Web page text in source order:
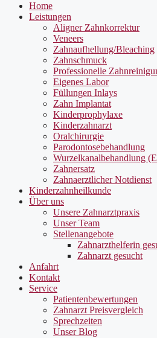
Home
Leistungen
Aligner Zahnkorrektur
Veneers
Zahnaufhellung/Bleaching
Zahnschmuck
Professionelle
Eigenes Labor
Füllungen Inlays
Zahn Implantat
Kinderprophylaxe
Kinderzahnarzt
Oralchirurgie
Parodontosebehandlung
Wurzelkanalbehandlung
Zahnersatz
Zahnaerztlicher Notdienst
Kinderzahnheilkunde
Über uns
Unsere Zahnarztpraxis
Unser Team
Stellenangebote
Zahnarzthelferin
Zahnarzt gesucht
Anfahrt
Kontakt
Service
Patientenbewertungen
Zahnarzt Preisvergleich
Sprechzeiten
Unser Blog